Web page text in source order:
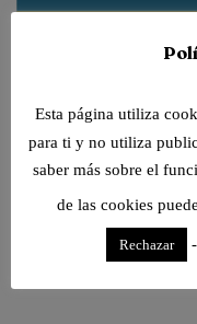
Inauguramos sección de
Esta página utiliza
para ti y no utiliza
saber más sobre el
de las cookies
Rechazar -